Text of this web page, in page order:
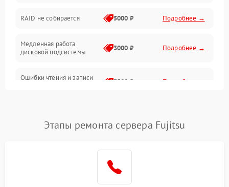
Контроллеры и интерфейсы
Виртуализация и сервисы
Программные сбои
RAID не собирается 5000 ₽ Подробнее →
Медленная работа
дисковой подсистемы
3000 ₽ Подробнее →
Ошибки чтения и записи
3500 ₽ Подробнее →
Этапы ремонта сервера Fujitsu